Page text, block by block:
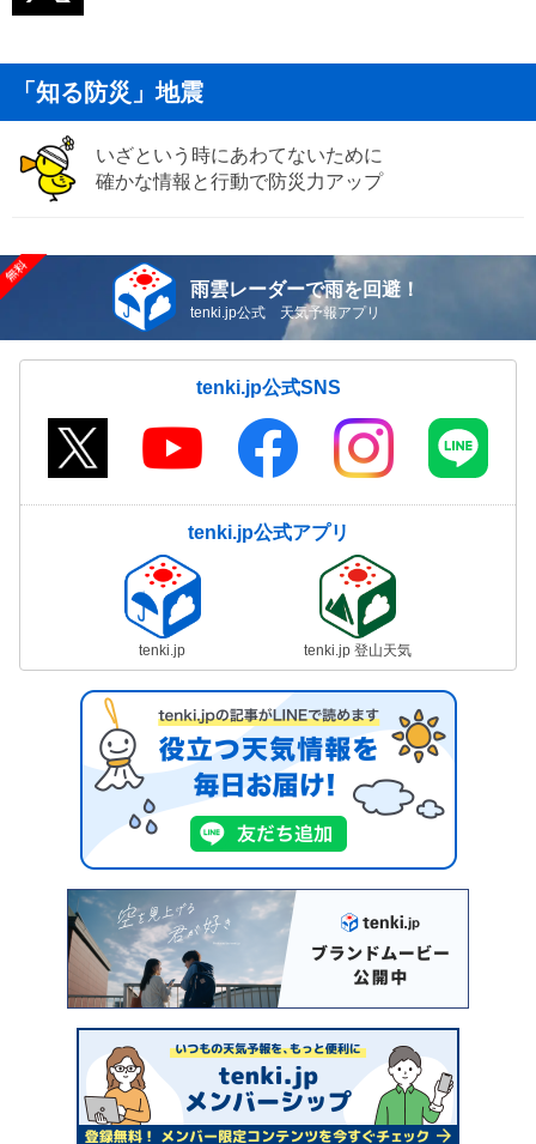
「知る防災」地震
いざという時にあわてないために
確かな情報と行動で防災力アップ
雨雲レーダーで雨を回避！
tenki.jp公式 天気予報アプリ
tenki.jp公式SNS
tenki.jp公式アプリ
tenki.jp tenki.jp 登山天気